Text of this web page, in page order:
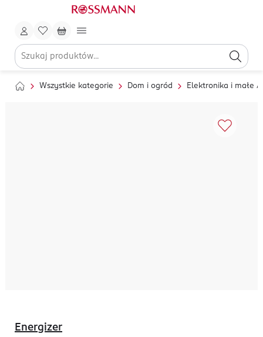
Wszystkie kategorie Dom i ogród Elektronika i małe
Energizer